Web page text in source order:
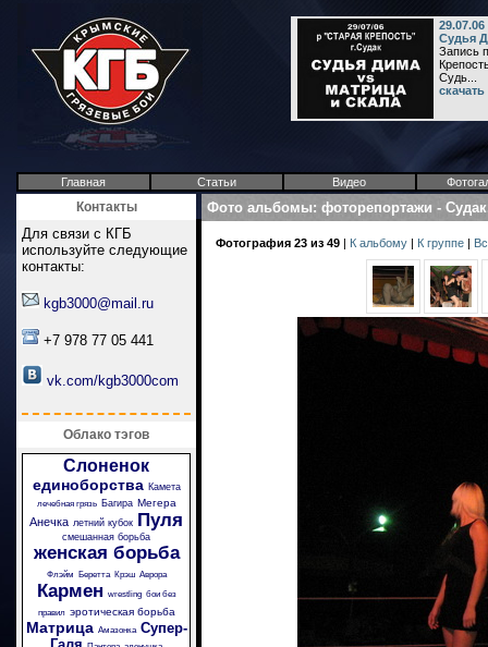
Судья
Запись
Судь...
Главная Статьи Видео
Контакты
Для связи с КГБ
используйте следующие
контакты:
kgb3000@mail.ru
+7 978 77 05 441
vk.com/kgb3000com
Облако тэгов
Слоненок
единоборства Камета
лечебная грязь Багира Мегера
Анечка летний кубок Пуля
смешанная борьба
женская борьба
Флэйм Беретта Крэш Аврора
Кармен wrestling бои без
правил эротическая борьба
Матрица Амазонка Супер-
Фото альбомы: фоторепортажи -
Фотография 23 из 49 | К альбому | К группе |